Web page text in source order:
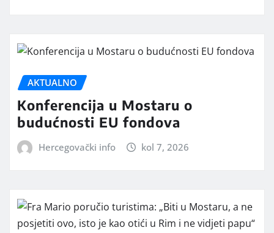
AKTUALNO
Konferencija u Mostaru o
budućnosti EU fondova
Hercegovački info kol 7, 2026